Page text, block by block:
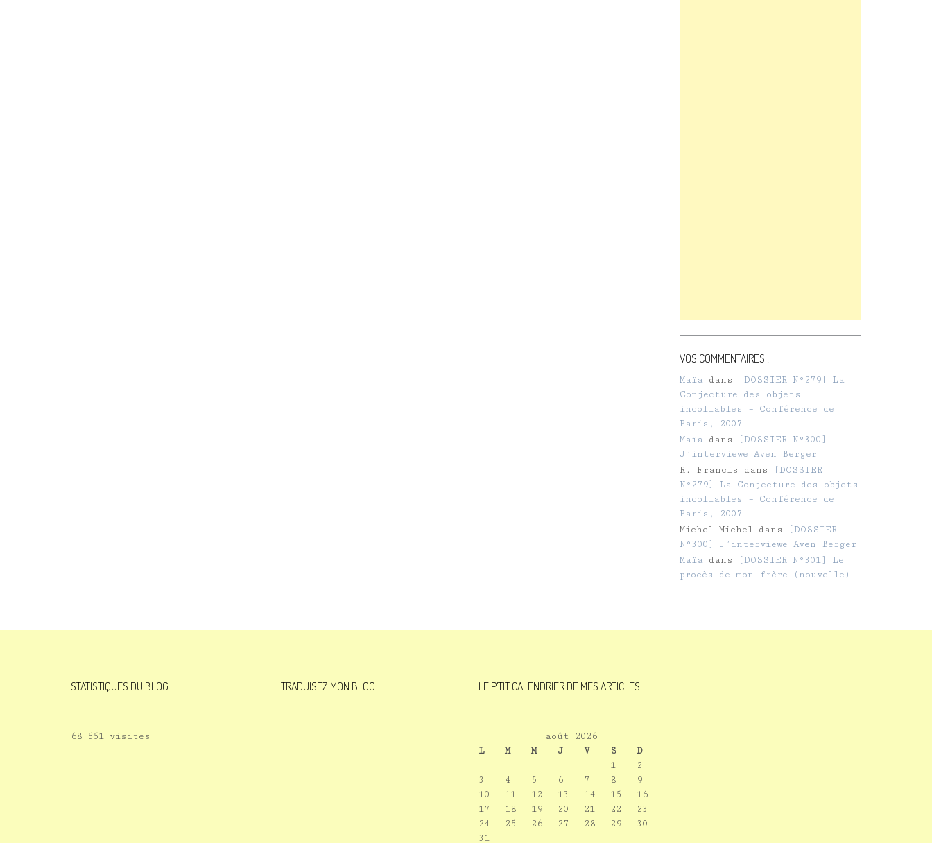
VOS COMMENTAIRES !
Maïa dans
[DOSSIER N°279] La
Conjecture des objets
incollables – Conférence de
Paris, 2007
Maïa dans
[DOSSIER N°300]
J’interviewe Aven Berger
R. Francis
dans
[DOSSIER
N°279] La Conjecture des objets
incollables – Conférence de
Paris, 2007
Michel Micheldans
[DOSSIER
N°300] J’interviewe Aven Berger
Maïa dans
[DOSSIER N°301] Le
procès de mon frère (nouvelle)
STATISTIQUES DU BLOG
68 551 visites
TRADUISEZ MON BLOG LE P’TIT CALENDRIER DE MES ARTICLES
août 2026
L
M M J V S
D
1
2
3
4 5 6 7 8
9
10
11 12 13 14 15
16
17
18 19 20 21 22
23
24
25 26 27 28 29
30
31